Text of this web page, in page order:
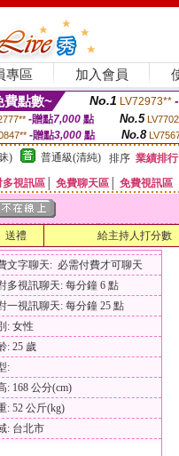
專區 加入會員
費點數~ No.1 LV72973**
-贈點7,000點 No.5
-贈點3,000 點 No.8
) 普通級(清純) 排序 業績排行
多視訊區 免費聊天區 免費視訊區
送禮 給主持人打分數
文字聊天: 必需付費才可聊天
多視訊聊天: 每分鐘 6 點
一視訊聊天: 每分鐘 25 點
: 女性
: 25 歲
:
: 168 公分(cm)
: 52 公斤(kg)
: 台北市